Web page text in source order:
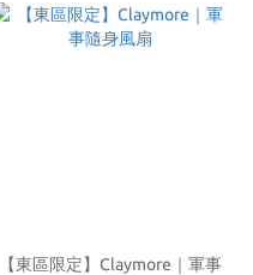
【東區限定】Claymore｜軍事